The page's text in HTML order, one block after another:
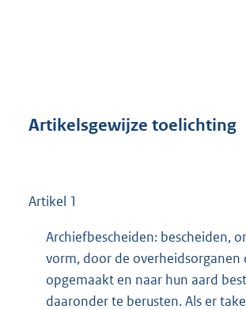
Artikelsgewijze toelichting
Artikel 1
Archiefbescheiden: bescheiden,
vorm, door de overheidsorganen
opgemaakt en naar hun aard
daaronder te berusten. Als er